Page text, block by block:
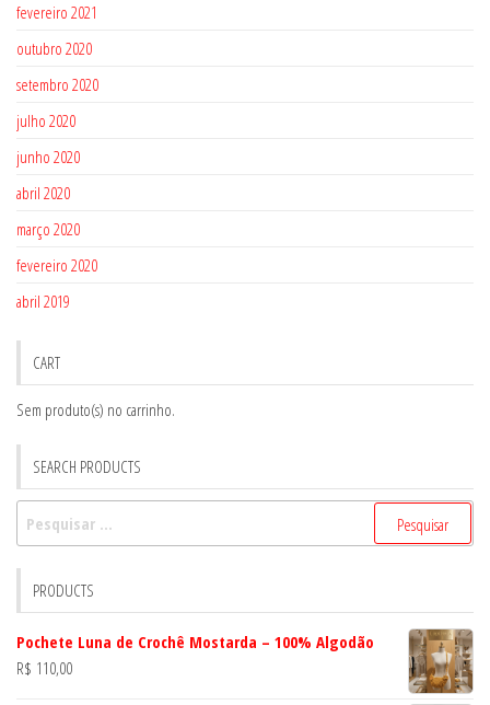
fevereiro 2021
outubro 2020
setembro 2020
julho 2020
junho 2020
abril 2020
março 2020
fevereiro 2020
abril 2019
CART
Sem produto(s) no carrinho.
SEARCH PRODUCTS
Pesquisar
por:
PRODUCTS
Pochete Luna de Crochê Mostarda – 100% Algodão
R$ 110,00